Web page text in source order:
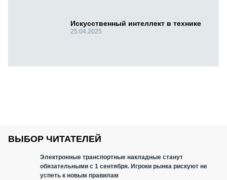
Искусственный интеллект в технике
25.04.2025
ВЫБОР ЧИТАТЕЛЕЙ
Электронные транспортные накладные станут
обязательными с 1 сентября. Игроки рынка рискуют не
успеть к новым правилам